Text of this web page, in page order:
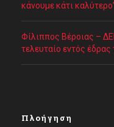
κάνουμε κάτι
Φίλιππος Βέροιας –
τελευταίο εντός
Πλοήγηση